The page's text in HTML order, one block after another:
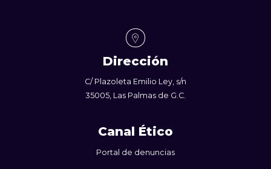
Dirección
C/ Plazoleta Emilio Ley, s/n
35005, Las Palmas de G.C.
Canal Ético
Portal de denuncias